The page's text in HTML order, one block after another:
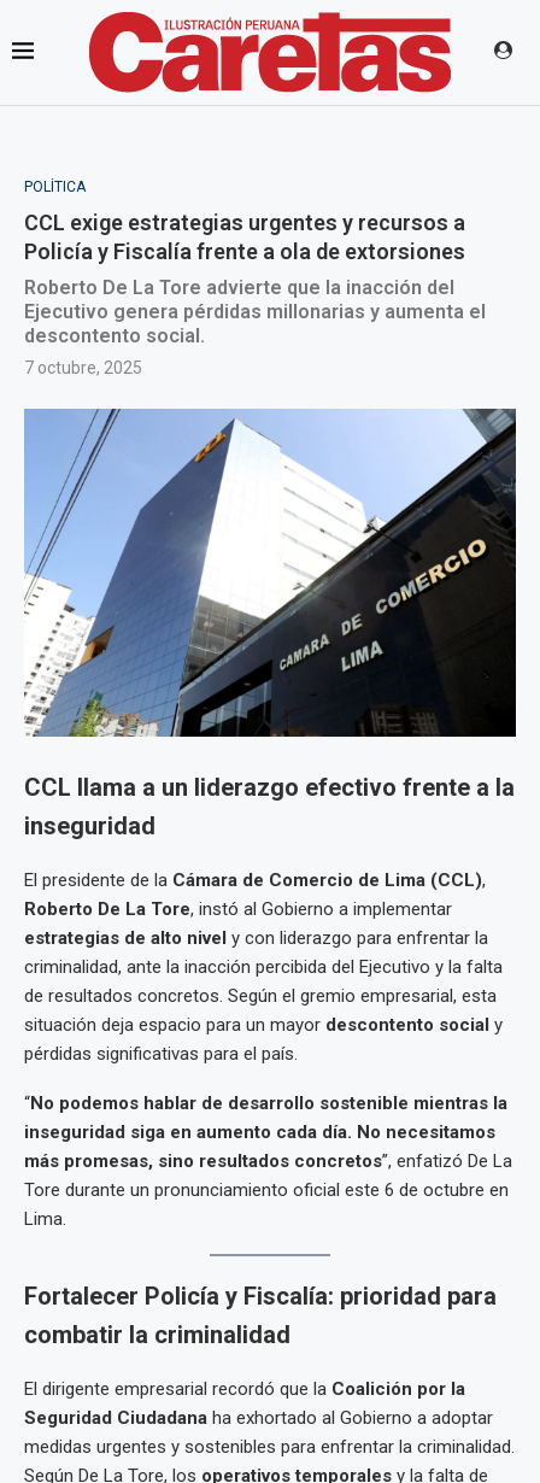
POLÍTICA
CCL exige estrategias urgentes y recursos a
Policía y Fiscalía frente a ola de extorsiones
Roberto De La Tore advierte que la inacción del
Ejecutivo genera pérdidas millonarias y aumenta el
descontento social.
7 octubre, 2025
CCL llama a un liderazgo efectivo frente a la
inseguridad
El presidente de la Cámara de Comercio de Lima (CCL),
Roberto De La Tore, instó al Gobierno a implementar
estrategias de alto nivel y con liderazgo para enfrentar la
criminalidad, ante la inacción percibida del Ejecutivo y la falta
de resultados concretos. Según el gremio empresarial, esta
situación deja espacio para un mayor descontento social y
pérdidas significativas para el país.
“No podemos hablar de desarrollo sostenible mientras la
inseguridad siga en aumento cada día. No necesitamos
más promesas, sino resultados concretos”, enfatizó De La
Tore durante un pronunciamiento oficial este 6 de octubre en
Lima.
Fortalecer Policía y Fiscalía: prioridad para
combatir la criminalidad
El dirigente empresarial recordó que la Coalición por la
Seguridad Ciudadana ha exhortado al Gobierno a adoptar
medidas urgentes y sostenibles para enfrentar la criminalidad.
Según De La Tore, los operativos temporales y la falta de